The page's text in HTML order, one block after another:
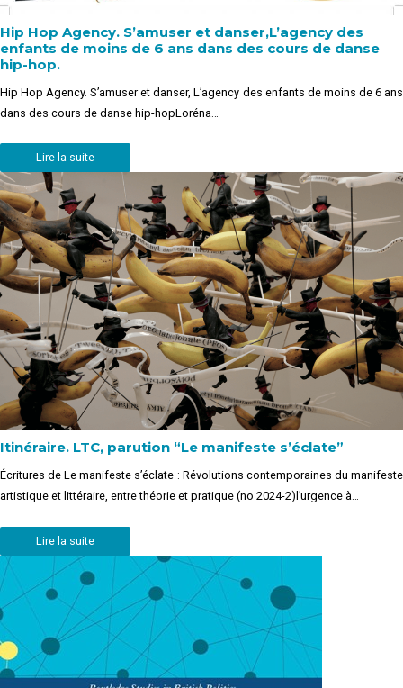
Hip Hop Agency. S’amuser et danser,L’agency des
enfants de moins de 6 ans dans des cours de danse
hip-hop.
Hip Hop Agency. S’amuser et danser, L’agency des enfants de moins de 6 ans
dans des cours de danse hip-hopLoréna…
Lire la suite
Itinéraire. LTC, parution “Le manifeste s’éclate”
Écritures de Le manifeste s’éclate : Révolutions contemporaines du manifeste
artistique et littéraire, entre théorie et pratique (no 2024-2)l’urgence à…
Lire la suite